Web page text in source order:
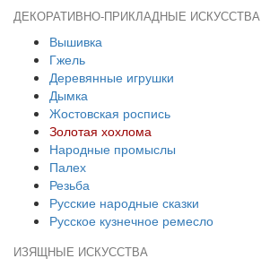
ДЕКОРАТИВНО-ПРИКЛАДНЫЕ ИСКУССТВА
Вышивка
Гжель
Деревянные игрушки
Дымка
Жостовская роспись
Золотая хохлома
Народные промыслы
Палех
Резьба
Русские народные сказки
Русское кузнечное ремесло
ИЗЯЩНЫЕ ИСКУССТВА